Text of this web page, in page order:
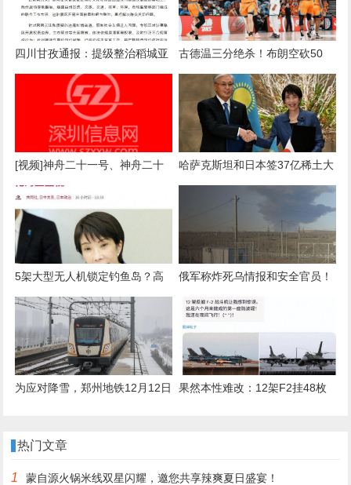
四川甘孜通报：提级整治稻城亚
丁景区问题
古德温三分绝杀！布朗空砍50
分！上海男篮总决赛两连胜
[视频]神舟二十一号、神舟二十
三号航天员乘组进行在轨交接 东
风着陆场完成最后一次全系统综
合演练
哈萨克斯坦和日本签37亿稀土大
单，发现运输是个大难题，托卡
耶夫赶往俄罗斯摊牌
5架大型无人机锁定钓鱼岛？高
市通告全球：要与中国打持久战
俄军称炸死乌情报和安全官员！
乌军：用“风暴阴影”导弹击中俄
炼油厂
为应对降雪，郑州地铁12月12日
果然本性难改：12架F2挂48枚
热门文章
1 蒙自源火锅米线双星闪耀，邀您共享辣爽夏日盛宴！